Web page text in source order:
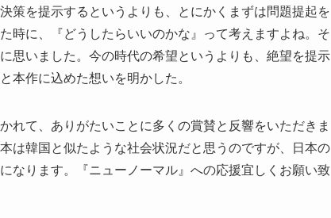
策を提示するというよりも、とにかくまずは問題提起を
時に、『どうしたらいいのかな』って考えますよね。そ
思いました。今の時代の希望というよりも、絶望を提示
作に込めた想いを明かした。
れて、ありがたいことに多くの賞賛と反響をいただきま
は韓国と似たような社会状況だと思うのですが、日本の
なります。『ニューノーマル』への応援宜しくお願い致